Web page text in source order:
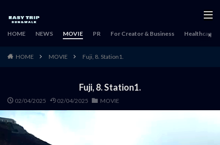
HOME NEWS MOVIE PR For Creator & Business Healthcare
HOME MOVIE Fuji, 8. Station1.
Fuji, 8. Station1.
02/04/2025 02/04/2025 MOVIE